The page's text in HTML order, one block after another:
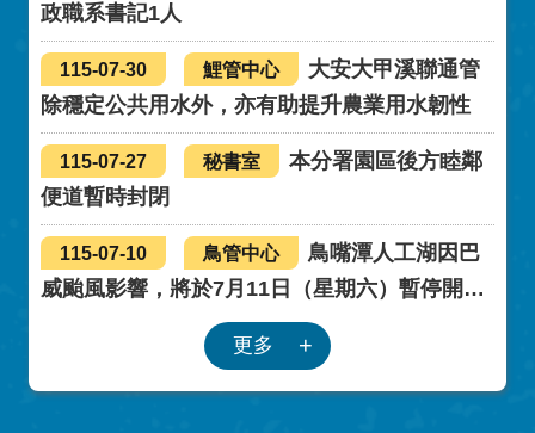
政職系書記1人
115-07-30 鯉管中心
大安大甲溪聯通管
除穩定公共用水外，亦有助提升農業用水韌性
115-07-27 秘書室
本分署園區後方睦鄰
便道暫時封閉
115-07-10 鳥管中心
鳥嘴潭人工湖因巴
威颱風影響，將於7月11日（星期六）暫停開
更多